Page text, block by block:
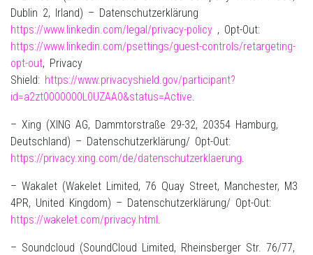
Dublin 2, Irland) – Datenschutzerklärung
https://www.linkedin.com/legal/privacy-policy , Opt-Out:
https://www.linkedin.com/psettings/guest-controls/retargeting-
opt-out, Privacy
Shield: https://www.privacyshield.gov/participant?
id=a2zt0000000L0UZAA0&status=Active.
– Xing (XING AG, Dammtorstraße 29-32, 20354 Hamburg,
Deutschland) – Datenschutzerklärung/ Opt-Out:
https://privacy.xing.com/de/datenschutzerklaerung.
– Wakalet (Wakelet Limited, 76 Quay Street, Manchester, M3
4PR, United Kingdom) – Datenschutzerklärung/ Opt-Out:
https://wakelet.com/privacy.html.
– Soundcloud (SoundCloud Limited, Rheinsberger Str. 76/77,